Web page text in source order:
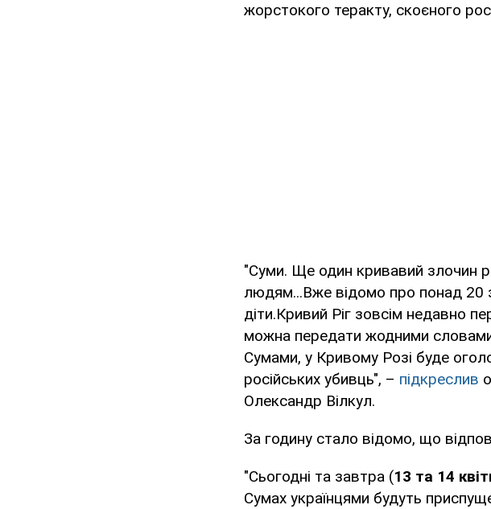
жорстокого теракту, скоєного
"Суми. Ще один кривавий злочин
людям...Вже відомо про понад 20
діти.Кривий Ріг зовсім недавно
можна передати жодними
Сумами, у Кривому Розі буде
російських убивць", – підкреслив
Олександр Вілкул.
За годину стало відомо, що
"Сьогодні та завтра (13 та 14
Сумах українцями будуть